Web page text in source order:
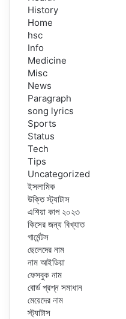
History
Home
hsc
Info
Medicine
Misc
News
Paragraph
song lyrics
Sports
Status
Tech
Tips
Uncategorized
ইসলামিক
উক্তি স্ট্যাটাস
এশিয়া কাপ ২০২৩
কিসের জন্য বিখ্যাত
গার্মেন্টস
ছেলেদের নাম
নাম আইডিয়া
ফেসবুক নাম
বোর্ড প্রশ্ন সমাধান
মেয়েদের নাম
স্ট্যাটাস